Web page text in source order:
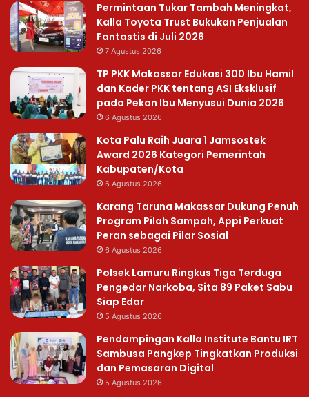
Permintaan Tukar Tambah Meningkat,
Kalla Toyota Trust Bukukan Penjualan
Fantastis di Juli 2026
7 Agustus 2026
TP PKK Makassar Edukasi 300 Ibu Hamil
dan Kader PKK tentang ASI Eksklusif
pada Pekan Ibu Menyusui Dunia 2026
6 Agustus 2026
Kota Palu Raih Juara 1 Jamsostek
Award 2026 Kategori Pemerintah
Kabupaten/Kota
6 Agustus 2026
Karang Taruna Makassar Dukung Penuh
Program Pilah Sampah, Appi Perkuat
Peran sebagai Pilar Sosial
6 Agustus 2026
Polsek Lamuru Ringkus Tiga Terduga
Pengedar Narkoba, Sita 89 Paket Sabu
Siap Edar
5 Agustus 2026
Pendampingan Kalla Institute Bantu IRT
Sambusa Pangkep Tingkatkan Produksi
dan Pemasaran Digital
5 Agustus 2026